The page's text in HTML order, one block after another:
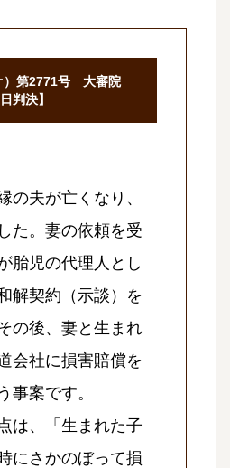
）第2771号 大審院
判決】
の夫が亡くなり、
た。妻の依頼を受
胎児の代理人とし
解契約（示談）を
の後、妻と生まれ
会社に損害賠償を
事案です。
は、「生まれた子
にさかのぼって損